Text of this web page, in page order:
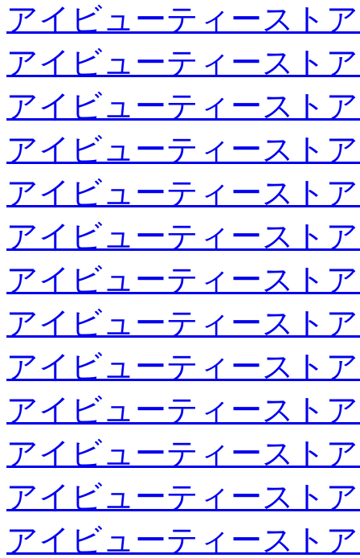
アイビューティースト
アイビューティースト
アイビューティースト
アイビューティースト
アイビューティースト
アイビューティースト
アイビューティースト
アイビューティースト
アイビューティースト
アイビューティースト
アイビューティースト
アイビューティースト
アイビューティースト